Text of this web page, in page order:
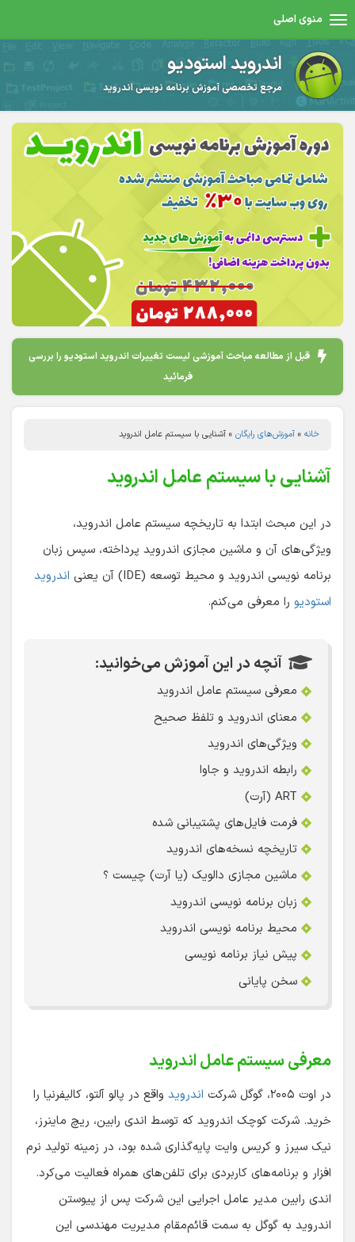
منوی اصلی
اندروید استودیو
مرجع تخصصی آموزش برنامه نویسی اندروید
قبل از مطالعه مباحث آموزشی لیست تغییرات اندروید استودیو را بررسی
فرمائید
خانه » آموزش‌های رایگان » آشنایی با سیستم عامل اندروید
آشنایی با سیستم عامل اندروید
در این مبحث ابتدا به تاریخچه سیستم عامل اندروید،
ویژگی‌های آن و ماشین مجازی اندروید پرداخته، سپس زبان
برنامه نویسی اندروید و محیط توسعه (IDE) آن یعنی
اندروید
استودیو را معرفی می‌کنم.
آنچه در این آموزش می‌خوانید:
معرفی سیستم عامل اندروید
معنای اندروید و تلفظ صحیح
ویژگی‌های اندروید
رابطه اندروید و جاوا
ART (آرت)
فرمت فایل‌های پشتیبانی شده
تاریخچه نسخه‌های اندروید
ماشین مجازی دالویک (یا آرت) چیست ؟
زبان برنامه نویسی اندروید
محیط برنامه نویسی اندروید
پیش نیاز برنامه نویسی
سخن پایانی
معرفی سیستم عامل اندروید
در اوت ۲۰۰۵، گوگل شرکت اندروید واقع در پالو آلتو، کالیفرنیا را
خرید. شرکت کوچک اندروید که توسط اندی رابین، ریچ ماینرز،
نیک سیرز و کریس وایت پایه‌گذاری شده بود، در زمینه تولید نرم
افزار و برنامه‌های کاربردی برای تلفن‌های همراه فعالیت می‌کرد.
اندی رابین مدیر عامل اجرایی این شرکت پس از پیوستن
اندروید به گوگل به سمت قائم‌مقام مدیریت مهندسی این